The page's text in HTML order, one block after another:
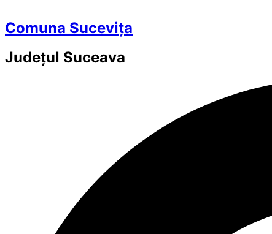
Comuna Sucevița
Județul Suceava